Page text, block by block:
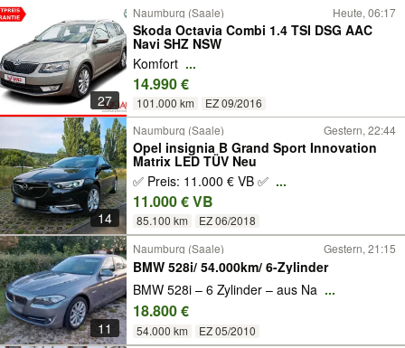
27
Naumburg (Saale) Heute, 06:17
Skoda Octavia Combi 1.4 TSI DSG AAC
Navi SHZ NSW
Komfort ...
14.990 €
101.000 km EZ 09/2016
14
Naumburg (Saale) Gestern, 22:44
Opel insignia B Grand Sport Innovation
Matrix LED TÜV Neu
✅ Preis: 11.000 € VB ✅ ...
11.000 € VB
85.100 km EZ 06/2018
11
Naumburg (Saale) Gestern, 21:15
BMW 528i/ 54.000km/ 6-Zylinder
BMW 528i – 6 Zylinder – aus Na ...
18.800 €
54.000 km EZ 05/2010